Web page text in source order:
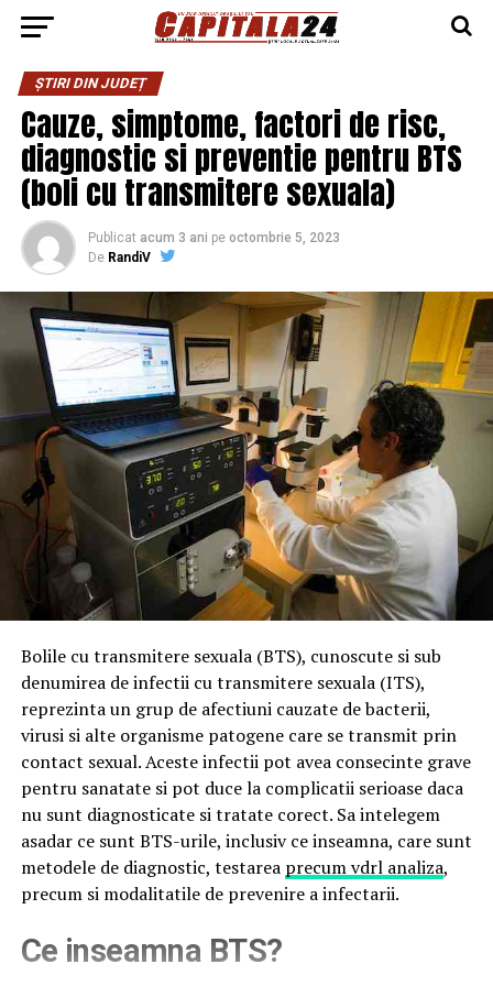
ȘTIRI DIN JUDEȚ
Cauze, simptome, factori de risc,
diagnostic si preventie pentru BTS
(boli cu transmitere sexuala)
Publicat acum 3 ani pe octombrie 5, 2023
De RandiV
Bolile cu transmitere sexuala (BTS), cunoscute si sub
denumirea de infectii cu transmitere sexuala (ITS),
reprezinta un grup de afectiuni cauzate de bacterii,
virusi si alte organisme patogene care se transmit prin
contact sexual. Aceste infectii pot avea consecinte grave
pentru sanatate si pot duce la complicatii serioase daca
nu sunt diagnosticate si tratate corect. Sa intelegem
asadar ce sunt BTS-urile, inclusiv ce inseamna, care sunt
metodele de diagnostic, testarea precum vdrl analiza,
precum si modalitatile de prevenire a infectarii.
Ce inseamna BTS?